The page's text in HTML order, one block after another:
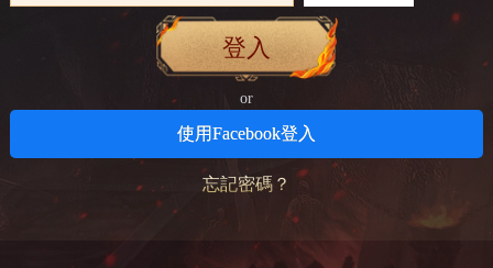
登入
or
使用Facebook登入
忘記密碼？